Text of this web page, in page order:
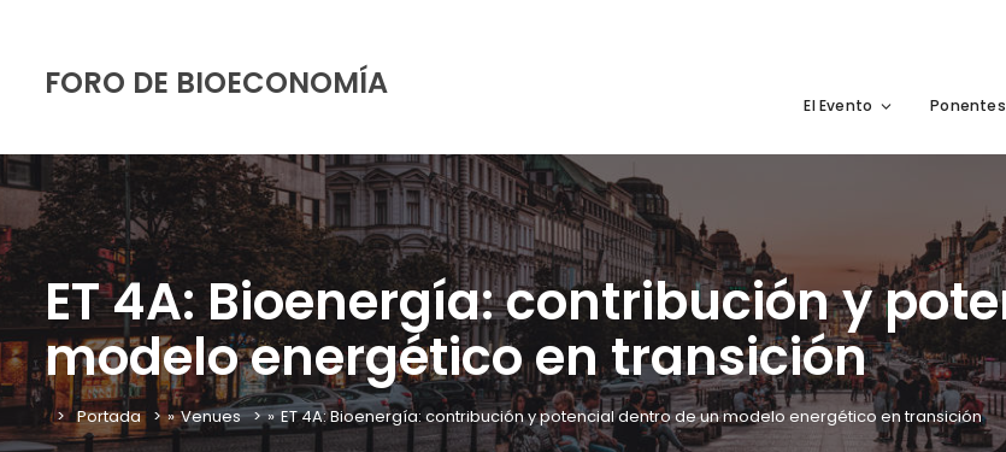
FORO DE BIOECONOMÍA
El Evento Ponentes
ET 4A: Bioenergía: contribución y
modelo energético en transición
Portada » Venues » ET 4A: Bioenergía: contribución y potencial dentro de un modelo energético en transición